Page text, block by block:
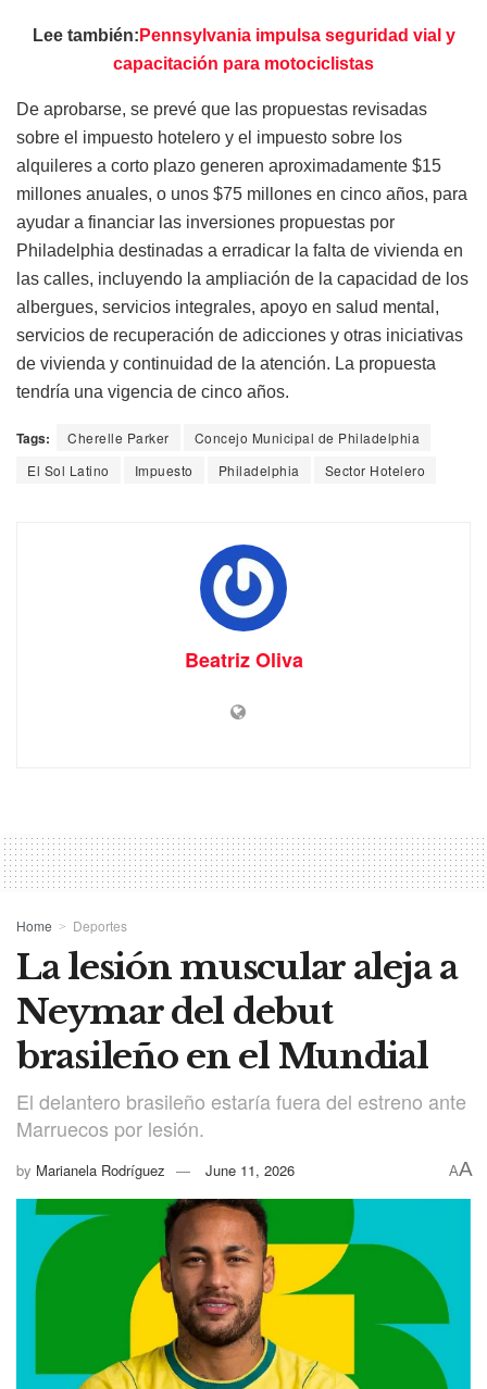
Lee también: Pennsylvania impulsa seguridad vial y
capacitación para motociclistas
De aprobarse, se prevé que las propuestas revisadas
sobre el impuesto hotelero y el impuesto sobre los
alquileres a corto plazo generen aproximadamente $15
millones anuales, o unos $75 millones en cinco años, para
ayudar a financiar las inversiones propuestas por
Philadelphia destinadas a erradicar la falta de vivienda en
las calles, incluyendo la ampliación de la capacidad de los
albergues, servicios integrales, apoyo en salud mental,
servicios de recuperación de adicciones y otras iniciativas
de vivienda y continuidad de la atención. La propuesta
tendría una vigencia de cinco años.
Tags: Cherelle Parker
Concejo Municipal de Philadelphia
El Sol Latino
Impuesto Philadelphia Sector Hotelero
Beatriz Oliva
Home Deportes
La lesión muscular aleja a
Neymar del debut
brasileño en el Mundial
El delantero brasileño estaría fuera del estreno ante
Marruecos por lesión.
by Marianela Rodríguez June 11, 2026 AA